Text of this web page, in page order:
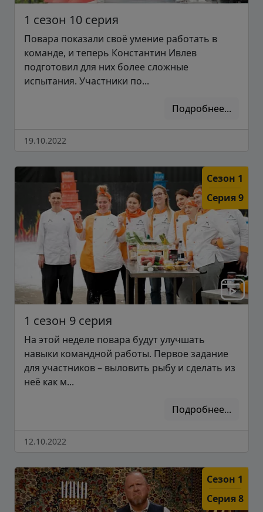
1 сезон 10 серия
Повара показали своё умение работать в
команде, и теперь Константин Ивлев
подготовил для них более сложные
испытания. Участники по...
Подробнее...
19.10.2022
Сезон 1
Серия 9
1 сезон 9 серия
На этой неделе повара будут улучшать
навыки командной работы. Первое задание
для участников – выловить рыбу и сделать из
неё как м...
Подробнее...
12.10.2022
Сезон 1
Серия 8